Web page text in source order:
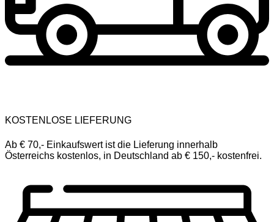
KOSTENLOSE LIEFERUNG
Ab € 70,- Einkaufswert ist die Lieferung innerhalb
Österreichs kostenlos, in Deutschland ab € 150,- kostenfrei.